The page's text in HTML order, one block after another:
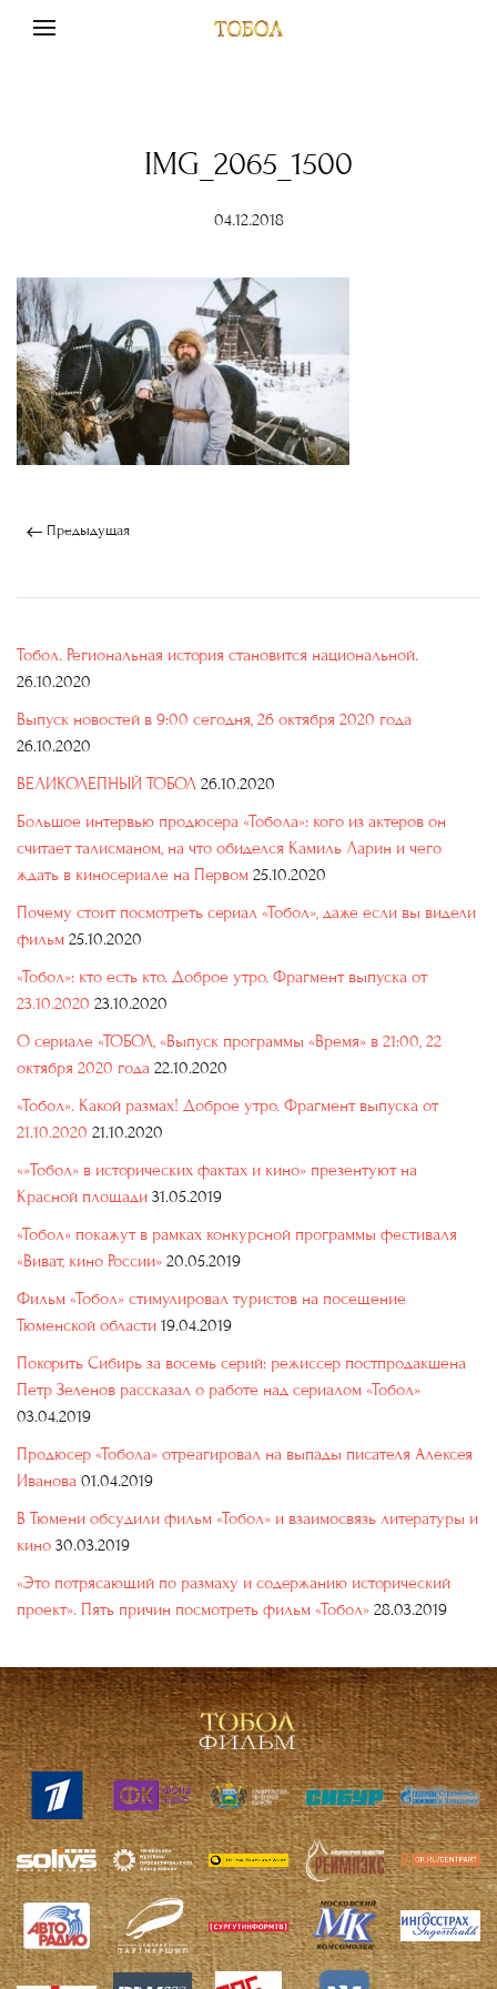
IMG_2065_1500
04.12.2018
Предыдущая
Тобол. Региональная история становится национальной.
26.10.2020
Выпуск новостей в 9:00 сегодня, 26 октября 2020 года
26.10.2020
ВЕЛИКОЛЕПНЫЙ ТОБОЛ 26.10.2020
Большое интервью продюсера «Тобола»: кого из актеров он
считает талисманом, на что обиделся Камиль Ларин и чего
ждать в киносериале на Первом 25.10.2020
Почему стоит посмотреть сериал «Тобол», даже если вы видели
фильм 25.10.2020
«Тобол»: кто есть кто. Доброе утро. Фрагмент выпуска от
23.10.2020 23.10.2020
О сериале «ТОБОЛ, «Выпуск программы «Время» в 21:00, 22
октября 2020 года 22.10.2020
«Тобол». Какой размах! Доброе утро. Фрагмент выпуска от
21.10.2020 21.10.2020
«»Тобол» в исторических фактах и кино» презентуют на
Красной площади 31.05.2019
«Тобол» покажут в рамках конкурсной программы фестиваля
«Виват, кино России» 20.05.2019
Фильм «Тобол» стимулировал туристов на посещение
Тюменской области 19.04.2019
Покорить Сибирь за восемь серий: режиссер постпродакшена
Петр Зеленов рассказал о работе над сериалом «Тобол»
03.04.2019
Продюсер «Тобола» отреагировал на выпады писателя Алексея
Иванова 01.04.2019
В Тюмени обсудили фильм «Тобол» и взаимосвязь литературы и
кино 30.03.2019
«Это потрясающий по размаху и содержанию исторический
проект». Пять причин посмотреть фильм «Тобол» 28.03.2019